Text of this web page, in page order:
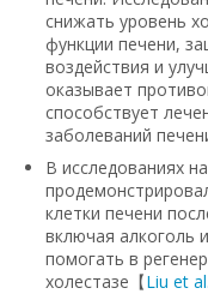
снижать уровень
функции печени,
воздействия и
оказывает
способствует
заболеваний
В исследованиях
клетки печени
включая алкоголь
помогать в
холестазе【Liu et